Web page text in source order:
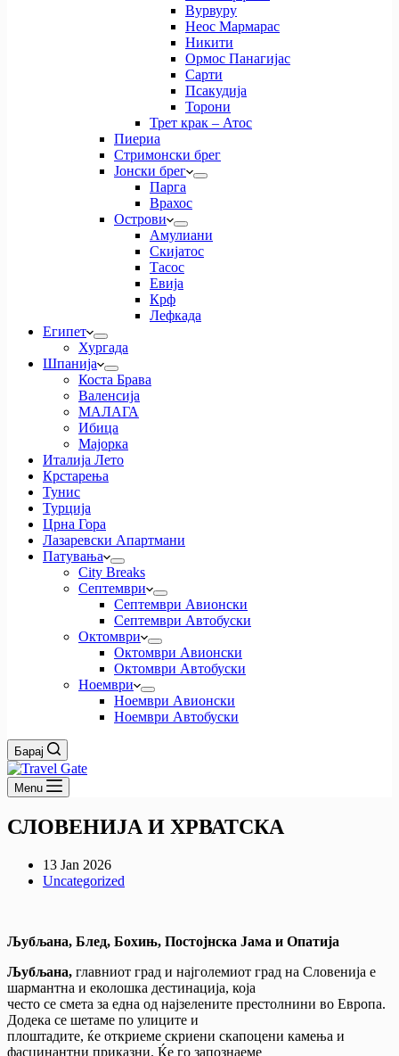
Вурвуру
Неос Мармарас
Никити
Ормос Панагијас
Сарти
Псакудија
Торони
Трет крак – Атос
Пиериа
Стримонски брег
Јонски брег
Парга
Врахос
Острови
Амулиани
Скијатос
Тасос
Евија
Крф
Лефкада
Египет
Хургада
Шпанија
Коста Брава
Валенсија
МАЛАГА
Ибица
Мајорка
Италија Лето
Крстарења
Тунис
Турција
Црна Гора
Лазаревски Апартмани
Патувања
City Breaks
Септември
Септември Авионски
Септември Автобуски
Октомври
Октомври Авионски
Октомври Автобуски
Ноември
Ноември Авионски
Ноември Автобуски
Барај
Menu
СЛОВЕНИЈА И ХРВАТСКА
13 Jan 2026
Uncategorized
Љубљана, Блед, Бохињ, Постојнска Јама и Опатија
Љубљана, главниот град и најголемиот град на Словенија е
шармантна и еколошка дестинација, која
често се смета за една од најзелените престолнини во Европа.
Додека се шетаме по улиците и
плоштадите, ќе откриеме скриени скапоцени камења и
фасцинантни приказни. Ќе го запознаеме